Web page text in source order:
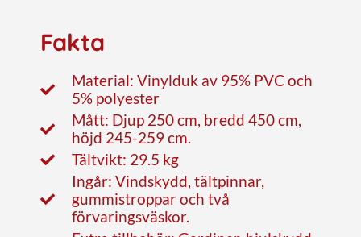
Fakta
Material: Vinylduk av 95% PVC och
5% polyester
Mått: Djup 250 cm, bredd 450 cm,
höjd 245-259 cm.
Tältvikt: 29.5 kg
Ingår: Vindskydd, tältpinnar,
gummistroppar och två
förvaringsväskor.